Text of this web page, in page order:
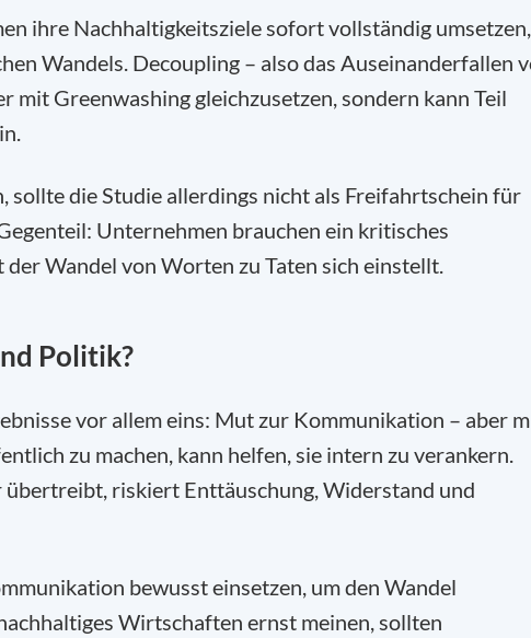
ihre Nachhaltigkeitsziele sofort vollständig umsetzen,
Wandels. Decoupling – also das Auseinanderfallen
mit Greenwashing gleichzusetzen, sondern kann Teil
sollte die Studie allerdings nicht als Freifahrtschein für
Unternehmen brauchen ein kritisches
Wandel von Worten zu Taten sich einstellt.
Politik?
vor allem eins: Mut zur Kommunikation – aber
zu machen, kann helfen, sie intern zu verankern.
übertreibt, riskiert Enttäuschung, Widerstand und
bewusst einsetzen, um den Wandel
Wirtschaften ernst meinen, sollten